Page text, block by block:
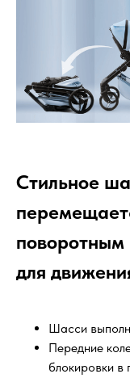
Стильное
поворотным
для
Шасси
Передние
блокировки